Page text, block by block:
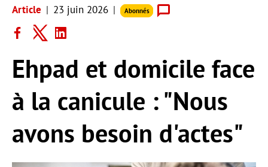
Article 23 juin 2026 Abonnés
Ehpad et domicile face
à la canicule : "Nous
avons besoin d'actes"